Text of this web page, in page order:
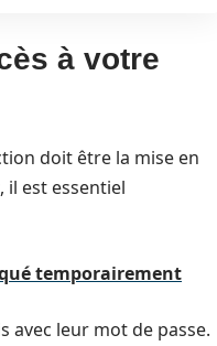
à votre
doit être la mise en
est essentiel
temporairement
avec leur mot de passe.